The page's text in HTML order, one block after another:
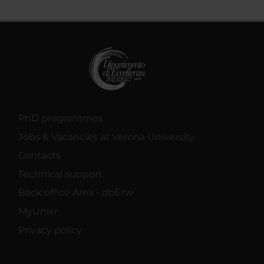
PhD programmes
Jobs & Vacancies at Verona University
Contacts
Technical support
Back office Area - dbErw
MyUnivr
Privacy policy